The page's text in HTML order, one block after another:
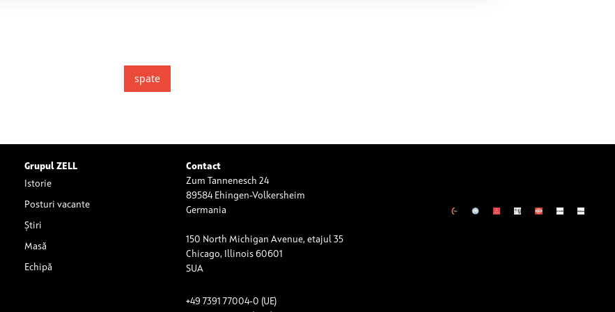
spate
Grupul ZELL
Istorie
Posturi vacante
Știri
Masă
Echipă
Contact
Zum Tannenesch 24
89584 Ehingen-Volkersheim
Germania
150 North Michigan Avenue, etajul 35
Chicago, Illinois 60601
SUA
+49 7391 77004-0 (UE)